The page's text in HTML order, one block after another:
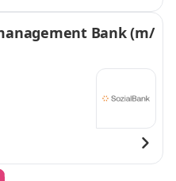
Bank (m/